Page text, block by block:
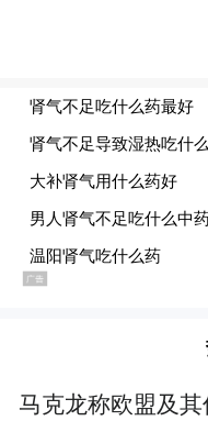
彩，搭配古戏台
容非遗民俗的独
句容鲜活的文化根
马克龙称欧盟及